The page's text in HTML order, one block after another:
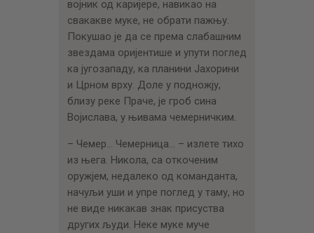
војник од каријере, навикао на
свакакве муке, не обрати пажњу.
Покушао је да се према слабашним
звездама оријентише и упути поглед
ка југозападу, ка планини Јахорини
и Црном врху. Доле у подножју,
близу реке Праче, је гроб сина
Војислава, у њивама чемерничким.
– Чемер… Чемерница… – излете тихо
из њега. Никола, са откоченим
оружјем, недалеко од команданта,
начуљи уши и упре поглед у таму, но
не виде никакав знак присуства
других људи. Неке муке муче